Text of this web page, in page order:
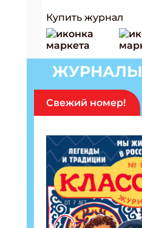
Купить журнал
ЖУРНАЛЫ
Свежий номер!